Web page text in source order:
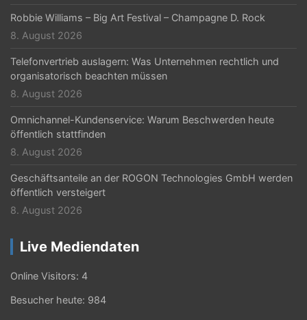
Robbie Williams – Big Art Festival – Champagne D. Rock
8. August 2026
Telefonvertrieb auslagern: Was Unternehmen rechtlich und
organisatorisch beachten müssen
8. August 2026
Omnichannel-Kundenservice: Warum Beschwerden heute
öffentlich stattfinden
8. August 2026
Geschäftsanteile an der ROGON Technologies GmbH werden
öffentlich versteigert
8. August 2026
Live Mediendaten
Online Visitors: 4
Besucher heute: 984